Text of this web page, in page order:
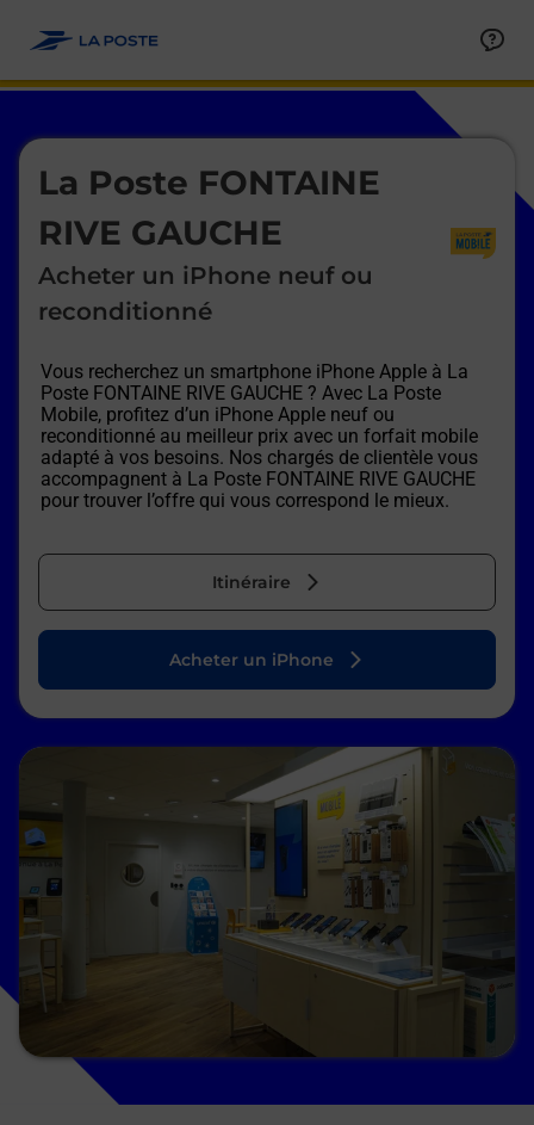
La Poste FONTAINE
RIVE GAUCHE
Acheter un iPhone neuf ou
reconditionné
Vous recherchez un smartphone iPhone Apple à La
Poste FONTAINE RIVE GAUCHE ? Avec La Poste
Mobile, profitez d’un iPhone Apple neuf ou
reconditionné au meilleur prix avec un forfait mobile
adapté à vos besoins. Nos chargés de clientèle vous
accompagnent à La Poste FONTAINE RIVE GAUCHE
pour trouver l’offre qui vous correspond le mieux.
Itinéraire
Le lien s'ouvre dans un nouvel onglet
Acheter un iPhone